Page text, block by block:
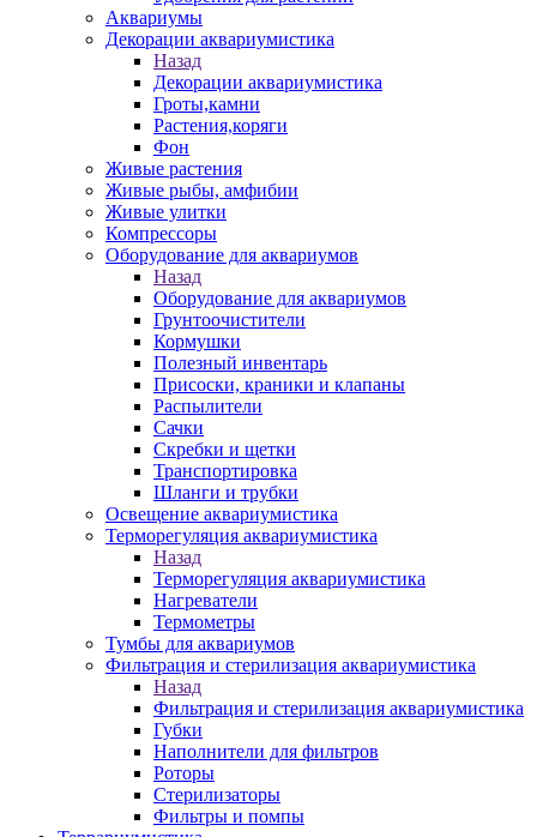
Аквариумы
Декорации аквариумистика
Назад
Декорации аквариумистика
Гроты,камни
Растения,коряги
Фон
Живые растения
Живые рыбы, амфибии
Живые улитки
Компрессоры
Оборудование для аквариумов
Назад
Оборудование для аквариумов
Грунтоочистители
Кормушки
Полезный инвентарь
Присоски, краники и клапаны
Распылители
Сачки
Скребки и щетки
Транспортировка
Шланги и трубки
Освещение аквариумистика
Терморегуляция аквариумистика
Назад
Терморегуляция аквариумистика
Нагреватели
Термометры
Тумбы для аквариумов
Фильтрация и стерилизация аквариумистика
Назад
Фильтрация и стерилизация аквариумистика
Губки
Наполнители для фильтров
Роторы
Стерилизаторы
Фильтры и помпы